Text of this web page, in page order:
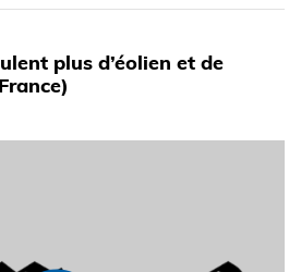
plus d’éolien et de